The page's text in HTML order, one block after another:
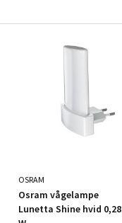
OSRAM
Osram vågelampe
Lunetta Shine hvid 0,28